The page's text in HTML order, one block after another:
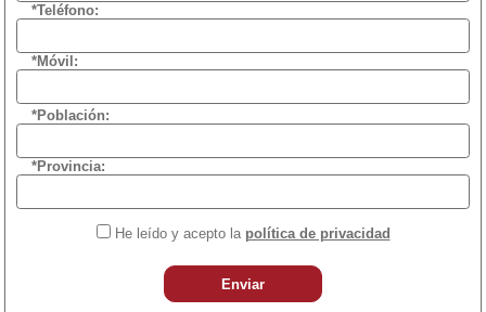
*Teléfono:
*Móvil:
*Población:
*Provincia:
He leído y acepto la política de privacidad
Enviar